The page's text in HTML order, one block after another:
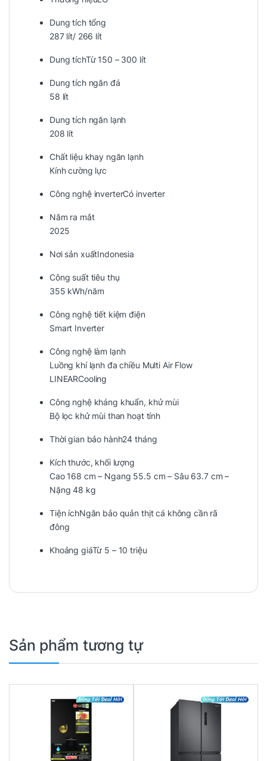
Dung tích tổng
287 lít/ 266 lít
Dung tíchTừ 150 – 300 lít
Dung tích ngăn đá
58 lít
Dung tích ngăn lạnh
208 lít
Chất liệu khay ngăn lạnh
Kính cường lực
Công nghệ inverterCó inverter
Năm ra mắt
2025
Nơi sản xuấtIndonesia
Công suất tiêu thụ
355 kWh/năm
Công nghệ tiết kiệm điện
Smart Inverter
Công nghệ làm lạnh
Luồng khí lạnh đa chiều Multi Air Flow
LINEARCooling
Công nghệ kháng khuẩn, khử mùi
Bộ lọc khử mùi than hoạt tính
Thời gian bảo hành24 tháng
Kích thước, khối lượng
Cao 168 cm – Ngang 55.5 cm – Sâu 63.7 cm –
Nặng 48 kg
Tiện íchNgăn bảo quản thịt cá không cần rã
đông
Khoảng giáTừ 5 – 10 triệu
Sản phẩm tương tự